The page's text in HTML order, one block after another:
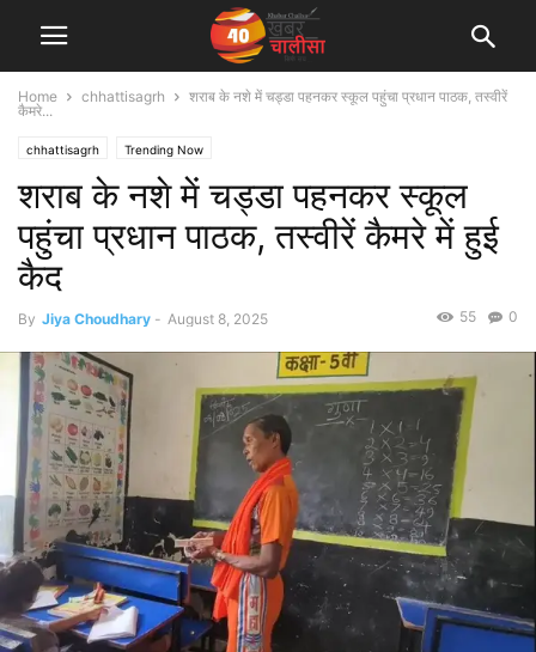
Home chhattisagrh
शराब के नशे में चड्डा पहनकर स्कूल पहुंचा प्रधान पाठक, तस्वीरें
कैमरे...
chhattisagrh Trending Now
शराब के नशे में चड्डा पहनकर स्कूल
पहुंचा प्रधान पाठक, तस्वीरें कैमरे में हुई
कैद
By Jiya Choudhary - August 8, 2025 0
55